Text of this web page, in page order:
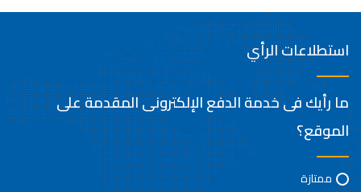
استطلاعات الرأي
ما رأيك فى خدمة الدفع الإلكترونى المقدمة على
الموقع؟
ممتازة